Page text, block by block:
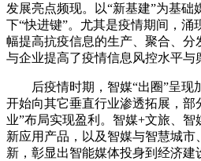
发展亮点频现。以“新基建”为基础
下“快进键”。尤其是疫情期间，涌
幅提高抗疫信息的生产、聚合、
与企业提高了疫情信息风控水平与
后疫情时期，智媒“出圈”呈现
开始向其它垂直行业渗透拓展，部
业”布局实现盈利。智媒+文旅、智
新应用产品，以及智媒与智慧城市
新，彰显出智能媒体投身到经济建